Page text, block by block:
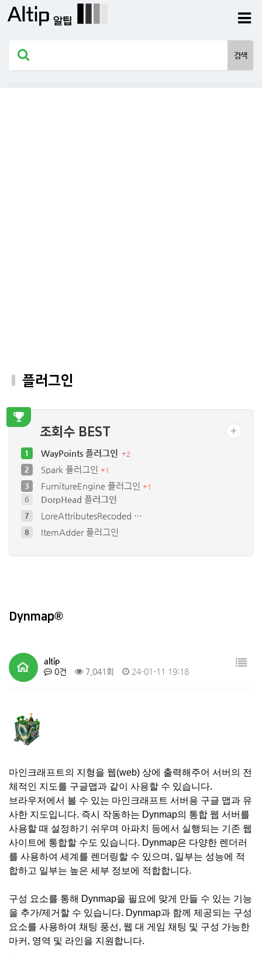
플러그인
조회수 BEST
7 LoreAttributesRecoded …
8 ItemAdder 플러그인
9 ustom Items Plugin - E…
1 WayPoints 플러그인 +2
2 Spark 플러그인 +1
3 FurnitureEngine 플러그인 +1
Dynmap®
altip
0건
7,041회 24-01-11 19:18
마인크래프트의 지형을 웹(web) 상에 출력해주어 서버의 전
체적인 지도를 구글맵과 같이 사용할 수 있습니다.
브라우저에서 볼 수 있는 마인크래프트 서버용 구글 맵과 유
사한 지도입니다. 즉시 작동하는 Dynmap의 통합 웹 서버를
사용할 때 설정하기 쉬우며 아파치 등에서 실행되는 기존 웹
사이트에 통합할 수도 있습니다. Dynmap은 다양한 렌더러
를 사용하여 세계를 렌더링할 수 있으며, 일부는 성능에 적
합하고 일부는 높은 세부 정보에 적합합니다.
구성 요소를 통해 Dynmap을 필요에 맞게 만들 수 있는 기능
을 추가/제거할 수 있습니다. Dynmap과 함께 제공되는 구성
요소를 사용하여 채팅 풍선, 웹 대 게임 채팅 및 구성 가능한
마커, 영역 및 라인을 지원합니다.